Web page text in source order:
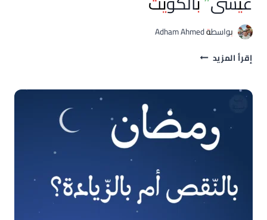
بواسطةAdham Ahmed
إقرأ المزيد المؤرخ
بوتشيش
“الشيخ
يوسف
بن
بالكويت